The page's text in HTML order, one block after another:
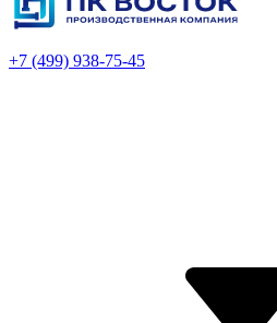
+7 (499) 938-75-45